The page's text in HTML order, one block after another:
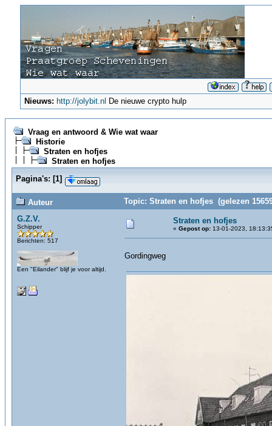
Nieuws: http://jolybit.nl De nieuwe crypto hulp
Vraag en antwoord & Wie wat waar
Historie
Straten en hofjes
Straten en hofjes
Pagina's: [1]
Auteur
Topic: Straten en hofjes (gelezen
G.Z.V.
Schipper
Berichten: 517
Een "Eilander" blijf je voor altijd.
Straten en hofjes
« Gepost op: 13-01-2023,
Gordingweg